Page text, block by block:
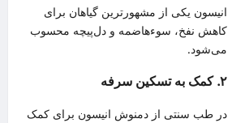
انیسون یکی از مشهورترین گیاهان برای
کاهش نفخ، سوءهاضمه و دل‌پیچه محسوب
می‌شود.
۲. کمک به تسکین سرفه
در طب سنتی از دمنوش انیسون برای کمک